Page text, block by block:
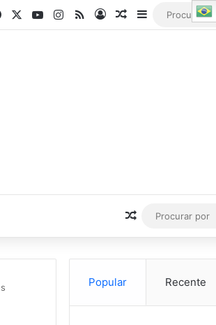
FacebookYouTubeInstagram
RSSEntrarArtigo aleatório
Barra Lateral
Artigo aleatório
Popular Recente